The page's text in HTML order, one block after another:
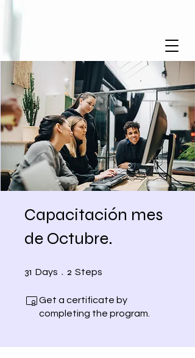
Capacitación mes
de Octubre.
31 Days 31 Days
2 Steps
Get a certificate by
completing the program.